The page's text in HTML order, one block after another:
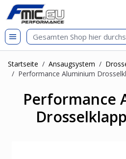
Zum Inhalt springen
git s
Startseite / Ansaugsystem /
/ Performance Aluminium
Performance